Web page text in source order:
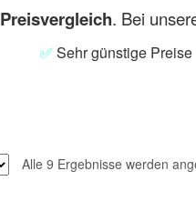
Preisvergleich. Bei
✅ Sehr günstige
Alle 9 Ergebnisse werden